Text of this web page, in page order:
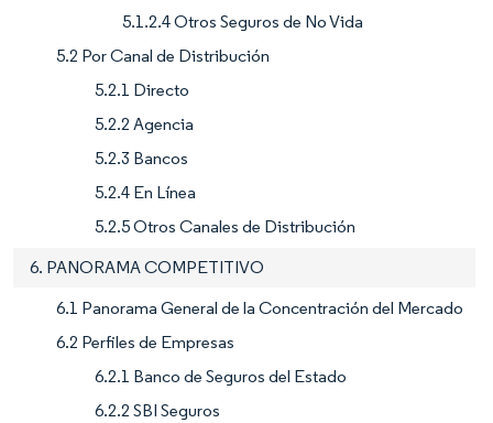
5.1.2.4 Otros Seguros de No Vida
5.2 Por Canal de Distribución
5.2.1 Directo
5.2.2 Agencia
5.2.3 Bancos
5.2.4 En Línea
5.2.5 Otros Canales de Distribución
6. PANORAMA COMPETITIVO
6.1 Panorama General de la Concentración del Mercado
6.2 Perfiles de Empresas
6.2.1 Banco de Seguros del Estado
6.2.2 SBI Seguros